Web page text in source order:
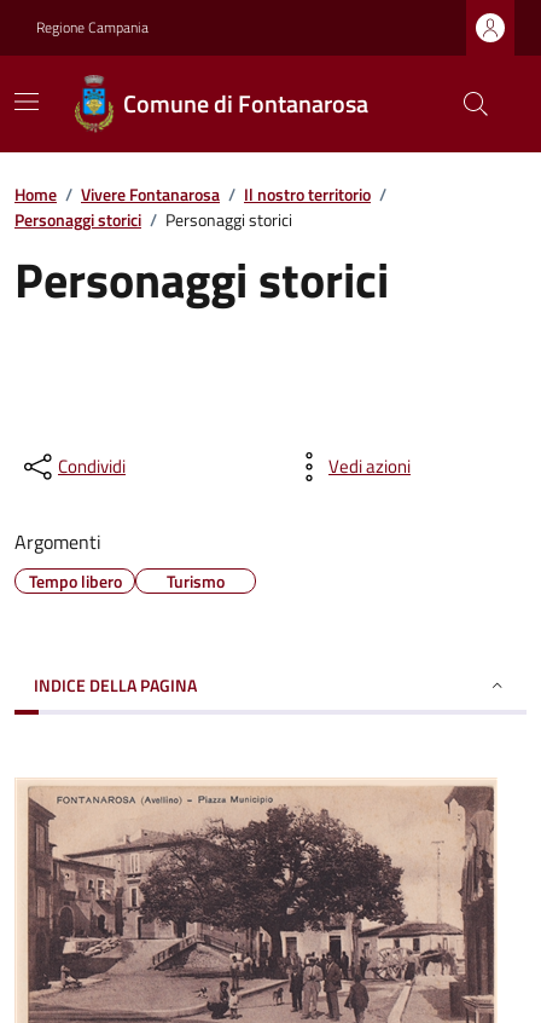
Regione Campania
Comune di Fontanarosa
Home / Vivere Fontanarosa / Il nostro territorio /
Personaggi storici / Personaggi storici
Personaggi storici
Condividi Vedi azioni
Argomenti
Tempo libero Turismo
INDICE DELLA PAGINA